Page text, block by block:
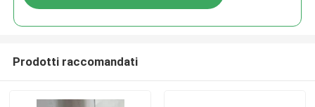
Prodotti raccomandati